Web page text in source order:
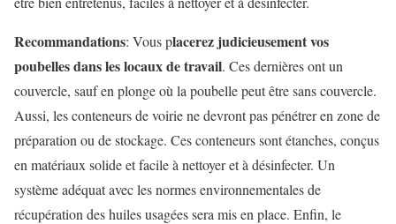
Recommandations: Vous placerez judicieusement vos
poubelles dans les locaux de travail. Ces dernières ont un
couvercle, sauf en plonge où la poubelle peut être sans couvercle.
Aussi, les conteneurs de voirie ne devront pas pénétrer en zone de
préparation ou de stockage. Ces conteneurs sont étanches, conçus
en matériaux solide et facile à nettoyer et à désinfecter. Un
système adéquat avec les normes environnementales de
récupération des huiles usagées sera mis en place. Enfin, le